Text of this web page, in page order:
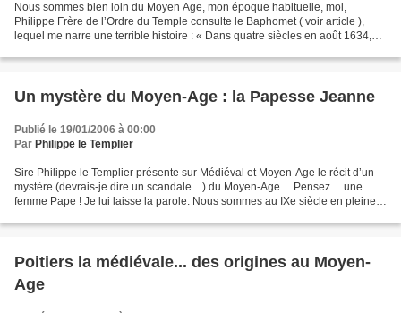
Nous sommes bien loin du Moyen Age, mon époque habituelle, moi,
Philippe Frère de l’Ordre du Temple consulte le Baphomet ( voir article ),
lequel me narre une terrible histoire : « Dans quatre siècles en août 1634,
Un mystère du Moyen-Age : la Papesse Jeanne
Publié le 19/01/2006 à 00:00
Par Philippe le Templier
Sire Philippe le Templier présente sur Médiéval et Moyen-Age le récit d’un
mystère (devrais-je dire un scandale…) du Moyen-Age… Pensez… une
femme Pape ! Je lui laisse la parole. Nous sommes au IXe siècle en pleine
Poitiers la médiévale... des origines au Moyen-
Age